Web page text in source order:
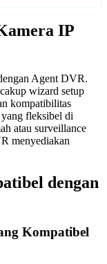
IP
Agent DVR.
wizard setup
kompatibilitas
fleksibel di
atau surveillance
menyediakan
dengan
Kompatibel